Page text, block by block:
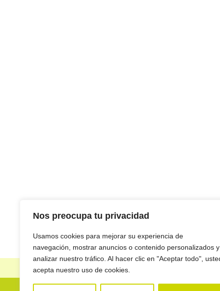
Nos preocupa tu privacidad
Usamos cookies para mejorar su experiencia de
navegación, mostrar anuncios o contenido personalizados y
analizar nuestro tráfico. Al hacer clic en "Aceptar todo",
acepta nuestro uso de cookies.Reglamento general de